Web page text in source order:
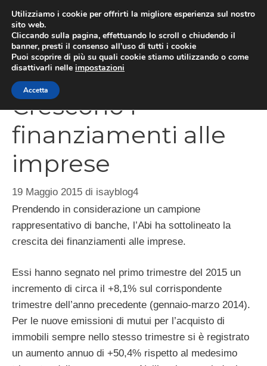
contenuto
Crescono i
finanziamenti alle
imprese
19 Maggio 2015 di isayblog4
Prendendo in considerazione un campione
rappresentativo di banche, l’Abi ha sottolineato la
crescita dei finanziamenti alle imprese.
Essi hanno segnato nel primo trimestre del 2015 un
incremento di circa il +8,1% sul corrispondente
trimestre dell’anno precedente (gennaio-marzo 2014).
Per le nuove emissioni di mutui per l’acquisto di
immobili sempre nello stesso trimestre si è registrato
un aumento annuo di +50,4% rispetto al medesimo
Utilizziamo i cookie per offrirti la migliore esperienza sul nostro
sito web.
Cliccando sulla pagina, effettuando lo scroll o chiudendo il
banner, presti il consenso all’uso di tutti i cookie
Puoi scoprire di più su quali cookie stiamo utilizzando o come
disattivarli nelle impostazioni
Accetta